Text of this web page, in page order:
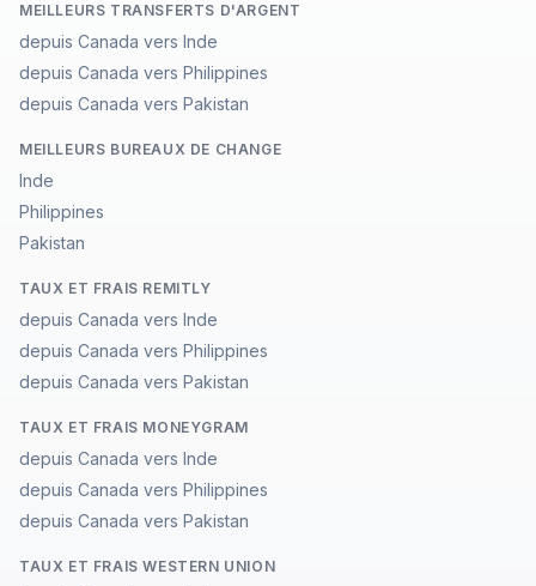
MEILLEURS TRANSFERTS D'ARGENT
depuis Canada vers Inde
depuis Canada vers Philippines
depuis Canada vers Pakistan
MEILLEURS BUREAUX DE CHANGE
Inde
Philippines
Pakistan
TAUX ET FRAIS REMITLY
depuis Canada vers Inde
depuis Canada vers Philippines
depuis Canada vers Pakistan
TAUX ET FRAIS MONEYGRAM
depuis Canada vers Inde
depuis Canada vers Philippines
depuis Canada vers Pakistan
TAUX ET FRAIS WESTERN UNION